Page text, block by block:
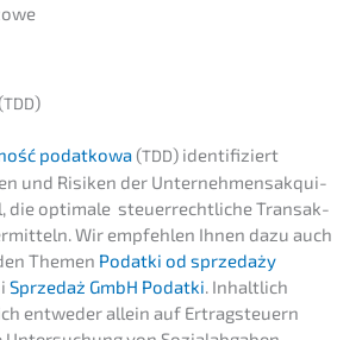
TDD)
podat­ko­wa (TDD) identi­fi­ziert
und Risiken der Unter­neh­mens­ak­qui­
die optima­le steuer­recht­li­che Trans­ak­
Wir empfeh­len Ihnen dazu auch
Themen Podat­ki od sprze­daży
i Sprze­daż GmbH Podat­ki. Inhalt­lich
entwe­der allein auf Ertrag­steu­ern